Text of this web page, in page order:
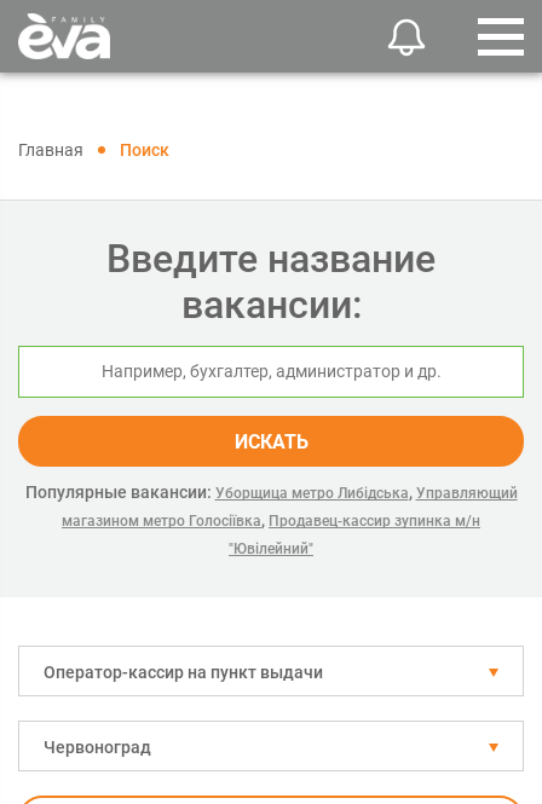
Главная Поиск
Введите название
вакансии:
ИСКАТЬ
Популярные вакансии: Уборщица метро Либідська, Управляющий
магазином метро Голосіївка, Продавец-кассир зупинка м/н
"Ювілейний"
Оператор-кассир на пункт выдачи
Червоноград